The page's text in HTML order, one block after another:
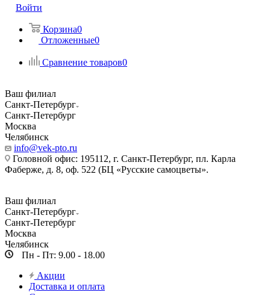
Войти
Корзина0
Отложенные0
Сравнение товаров0
Ваш филиал
Санкт-Петербург
Санкт-Петербург
Москва
Челябинск
info@vek-pto.ru
Головной офис: 195112, г. Санкт-Петербург, пл. Карла
Фаберже, д. 8, оф. 522 (БЦ «Русские самоцветы».
Ваш филиал
Санкт-Петербург
Санкт-Петербург
Москва
Челябинск
Пн - Пт: 9.00 - 18.00
Акции
Доставка и оплата